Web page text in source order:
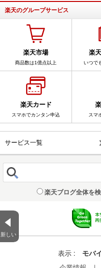
新しい
楽天のグループサービス
楽天市場
商品数は1億点以上
楽
いつで
楽天カード
スマホでカンタン申込 スマ
サービス一覧
楽天ブログ全体を
表示 : モバ